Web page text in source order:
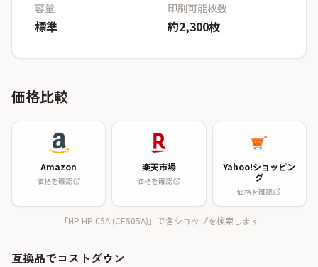
容量
標準
印刷可能枚数
約2,300枚
価格比較
Amazon
価格を確認
楽天市場
価格を確認
Yahoo!ショッピン
グ
価格を確認
「HP HP 05A (CE505A)」で各ショップを検索します
互換品でコストダウン